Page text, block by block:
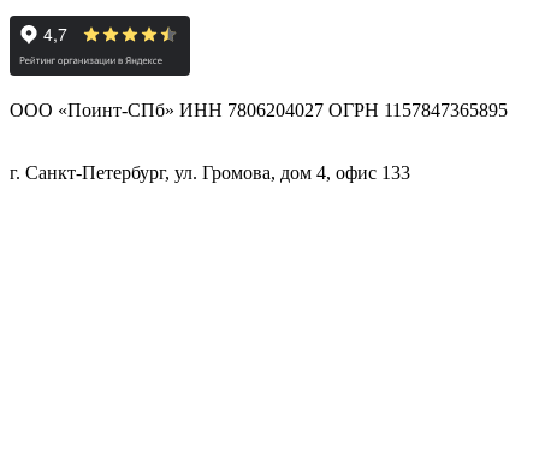
ООО «Поинт-СПб» ИНН 7806204027 ОГРН 1157847365895
г. Санкт-Петербург, ул. Громова, дом 4, офис 133